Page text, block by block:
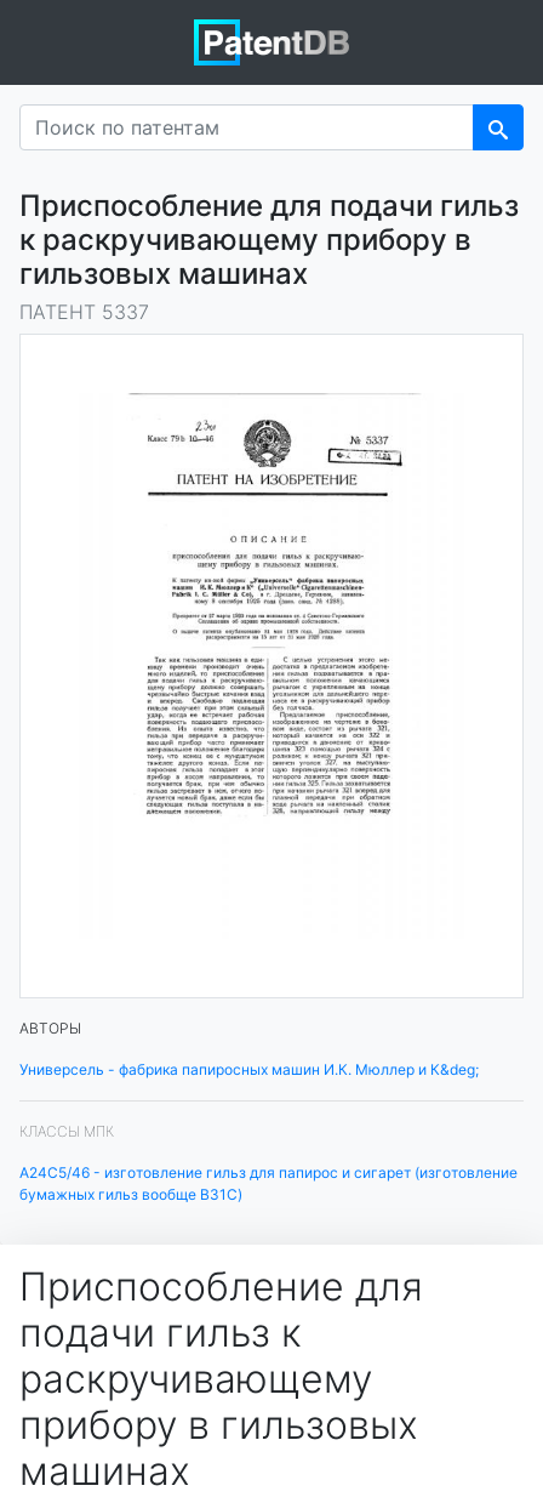
Приспособление для подачи гильз
к раскручивающему прибору в
гильзовых машинах
ПАТЕНТ 5337
АВТОРЫ
Универсель - фабрика папиросных машин И.К. Мюллер и К&deg;
КЛАССЫ МПК
A24C5/46 - изготовление гильз для папирос и сигарет (изготовление
бумажных гильз вообще B31C)
Приспособление для
подачи гильз к
раскручивающему
прибору в гильзовых
машинах